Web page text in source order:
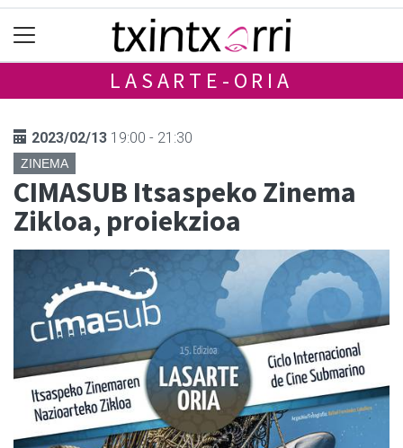
LASARTE-ORIA
2023/02/13 19:00 - 21:30
ZINEMA
CIMASUB Itsaspeko Zinema
Zikloa, proiekzioa